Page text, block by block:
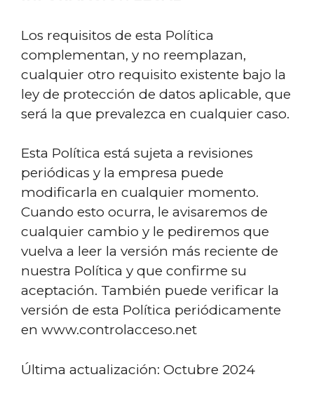
Los requisitos de esta Política
complementan, y no reemplazan,
cualquier otro requisito existente bajo la
ley de protección de datos aplicable, que
será la que prevalezca en cualquier caso.
Esta Política está sujeta a revisiones
periódicas y la empresa puede
modificarla en cualquier momento.
Cuando esto ocurra, le avisaremos de
cualquier cambio y le pediremos que
vuelva a leer la versión más reciente de
nuestra Política y que confirme su
aceptación. También puede verificar la
versión de esta Política periódicamente
en www.controlacceso.net
Última actualización: Octubre 2024